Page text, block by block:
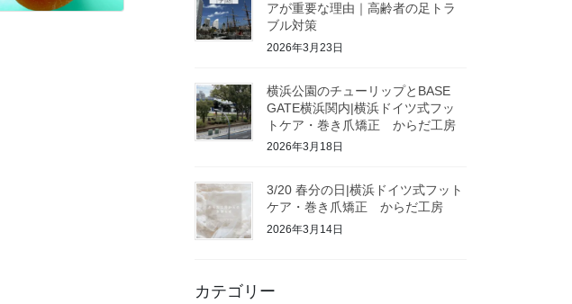
アが重要な理由｜高齢者の足トラ
ブル対策
2026年3月23日
横浜公園のチューリップとBASE
GATE横浜関内|横浜ドイツ式フッ
トケア・巻き爪矯正 からだ工房
2026年3月18日
3/20 春分の日|横浜ドイツ式フット
ケア・巻き爪矯正 からだ工房
2026年3月14日
カテゴリー